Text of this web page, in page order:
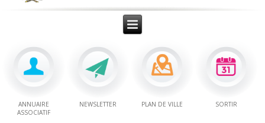
ANNUAIRE
ASSOCIATIF
NEWSLETTER PLAN DE VILLE SORTIR